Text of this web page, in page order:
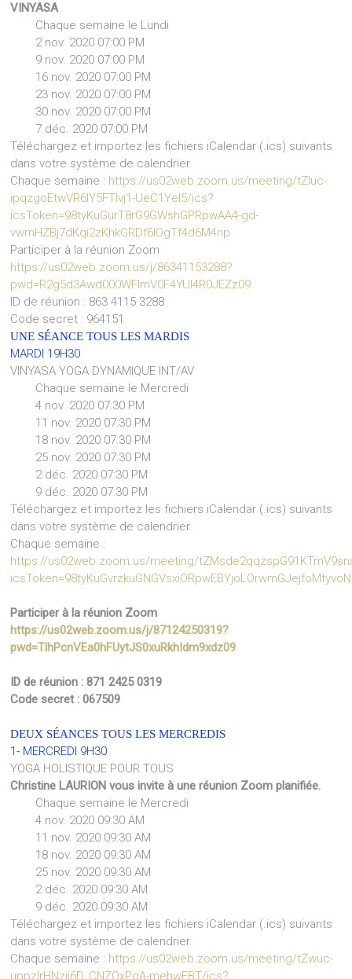
VINYASA
Chaque semaine le Lundi
2 nov. 2020 07:00 PM
9 nov. 2020 07:00 PM
16 nov. 2020 07:00 PM
23 nov. 2020 07:00 PM
30 nov. 2020 07:00 PM
7 déc. 2020 07:00 PM
Téléchargez et importez les fichiers iCalendar (.ics) suivants
dans votre système de calendrier.
Chaque semaine : https://us02web.zoom.us/meeting/tZIuc-
ipqzgoEtwVR6IY5FTlvj1-UeC1Yel5/ics?
icsToken=98tyKuGurT8rG9GWshGPRpwAA4-gd-
vwmHZBj7dKqi2zKhkGRDf6IOgTf4d6M4np
Participer à la réunion Zoom
https://us02web.zoom.us/j/86341153288?
pwd=R2g5d3Awd000WFlmV0F4YUI4R0JEZz09
ID de réunion : 863 4115 3288
Code secret : 964151
UNE SÉANCE TOUS LES MARDIS
MARDI 19H30
VINYASA YOGA DYNAMIQUE INT/AV
Chaque semaine le Mercredi
4 nov. 2020 07:30 PM
11 nov. 2020 07:30 PM
18 nov. 2020 07:30 PM
25 nov. 2020 07:30 PM
2 déc. 2020 07:30 PM
9 déc. 2020 07:30 PM
Téléchargez et importez les fichiers iCalendar (.ics) suivants
dans votre système de calendrier.
Chaque semaine :
https://us02web.zoom.us/meeting/
Participer à la réunion Zoom
https://us02web.zoom.us/j/87124250319?
pwd=TlhPcnVEa0hFUytJS0xuRkhIdm9xdz09
ID de réunion : 871 2425 0319
Code secret : 067509
DEUX SÉANCES TOUS LES MERCREDIS
1- MERCREDI 9H30
YOGA HOLISTIQUE POUR TOUS
Christine LAURION vous invite à une réunion Zoom planifiée.
Chaque semaine le Mercredi
4 nov. 2020 09:30 AM
11 nov. 2020 09:30 AM
18 nov. 2020 09:30 AM
25 nov. 2020 09:30 AM
2 déc. 2020 09:30 AM
9 déc. 2020 09:30 AM
Téléchargez et importez les fichiers iCalendar (.ics) suivants
dans votre système de calendrier.
Chaque semaine : https://us02web.zoom.us/meeting/tZwuc-
uppzIrHNzij6D_CNZQxPqA-mehwFBT/ics?